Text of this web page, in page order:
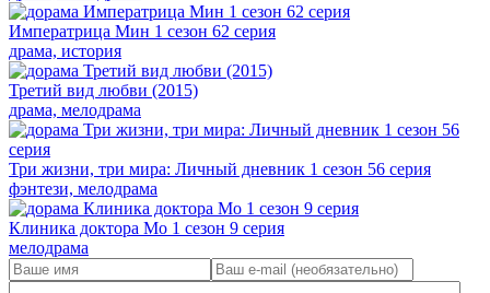
Императрица Мин 1 сезон 62 серия
драма, история
Третий вид любви (2015)
драма, мелодрама
Три жизни, три мира: Личный дневник 1 сезон 56 серия
фэнтези, мелодрама
Клиника доктора Мо 1 сезон 9 серия
мелодрама